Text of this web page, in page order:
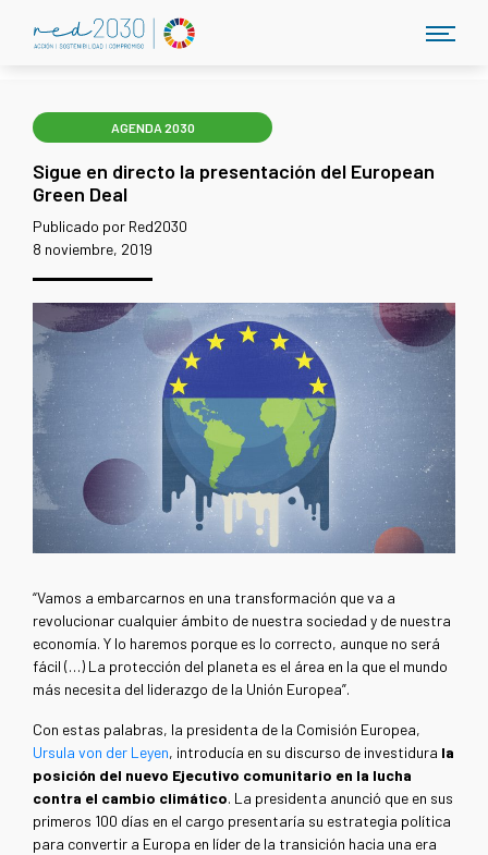
AGENDA 2030
Sigue en directo la presentación del European
Green Deal
Publicado por Red2030
8 noviembre, 2019
“Vamos a embarcarnos en una transformación que va a
revolucionar cualquier ámbito de nuestra sociedad y de nuestra
economía. Y lo haremos porque es lo correcto, aunque no será
fácil (…) La protección del planeta es el área en la que el mundo
más necesita del liderazgo de la Unión Europea”.
Con estas palabras, la presidenta de la Comisión Europea,
Ursula von der Leyen, introducía en su discurso de investidura la
posición del nuevo Ejecutivo comunitario en la lucha
contra el cambio climático. La presidenta anunció que en sus
primeros 100 días en el cargo presentaría su estrategia política
para convertir a Europa en líder de la transición hacia una era